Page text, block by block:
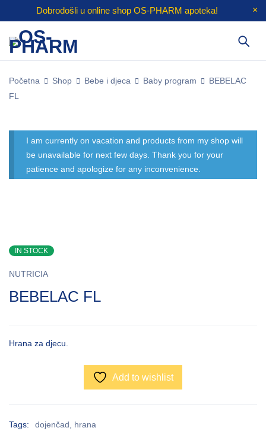
Dobrodošli u online shop OS-PHARM apoteka!
Početna Shop Bebe i djeca Baby program
BEBELAC
FL
I am currently on vacation and products from my shop will
be unavailable for next few days. Thank you for your
patience and apologize for any inconvenience.
IN STOCK
NUTRICIA
BEBELAC FL
Hrana za djecu.
Add to wishlist
Tags: dojenčad, hrana